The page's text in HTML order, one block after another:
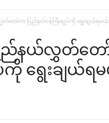
တော်က ပြည်နယ်ဝန်ကြီးချုပ်ကို ‌ရွေးချယ်ရမယ့်
ည်နယ်လွှတ်‌တ
ပ်ကို ‌ရွေးချယ်